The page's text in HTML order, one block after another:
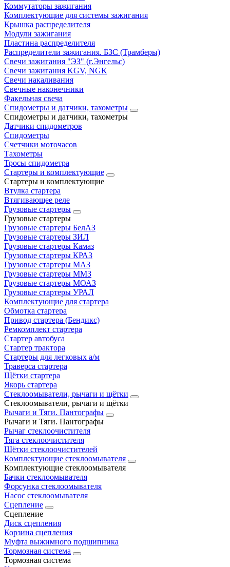
Коммутаторы зажигания
Комплектующие для системы зажигания
Крышка распределителя
Модули зажигания
Пластина распределителя
Распределители зажигания. БЗС (Трамберы)
Свечи зажигания "ЭЗ" (г.Энгельс)
Свечи зажигания KGV, NGK
Свечи накаливания
Свечные наконечники
Факельная свеча
Спидометры и датчики, тахометры
Спидометры и датчики, тахометры
Датчики спидометров
Спидометры
Счетчики моточасов
Тахометры
Тросы спидометра
Стартеры и комплектующие
Стартеры и комплектующие
Втулка стартера
Втягивающее реле
Грузовые стартеры
Грузовые стартеры
Грузовые стартеры БелАЗ
Грузовые стартеры ЗИЛ
Грузовые стартеры Камаз
Грузовые стартеры КРАЗ
Грузовые стартеры МАЗ
Грузовые стартеры ММЗ
Грузовые стартеры МОАЗ
Грузовые стартеры УРАЛ
Комплектующие для стартера
Обмотка стартера
Привод стартера (Бендикс)
Ремкомплект стартера
Стартер автобуса
Стартер трактора
Стартеры для легковых а/м
Траверса стартера
Щётки стартера
Якорь стартера
Стеклоомыватели, рычаги и щётки
Стеклоомыватели, рычаги и щётки
Рычаги и Тяги. Пантографы
Рычаги и Тяги. Пантографы
Рычаг стеклоочистителя
Тяга стеклоочистителя
Щётки стеклоочистителей
Комплектующие стеклоомывателя
Комплектующие стеклоомывателя
Бачки стеклоомывателя
Форсунка стеклоомывателя
Насос стеклоомывателя
Сцепление
Сцепление
Диск сцепления
Корзина сцепления
Муфта выжимного подшипника
Тормозная система
Тормозная система